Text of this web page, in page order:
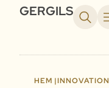
GERGILS
HEM |INNOVATION